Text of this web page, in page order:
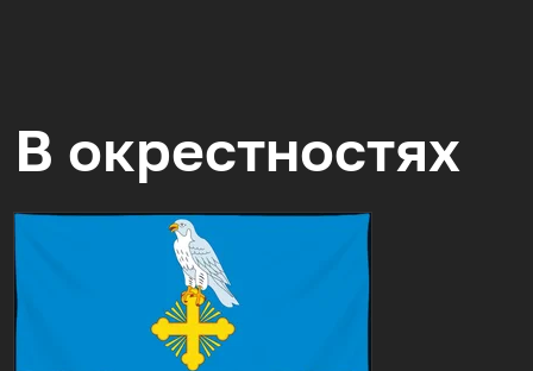
В окрестностях